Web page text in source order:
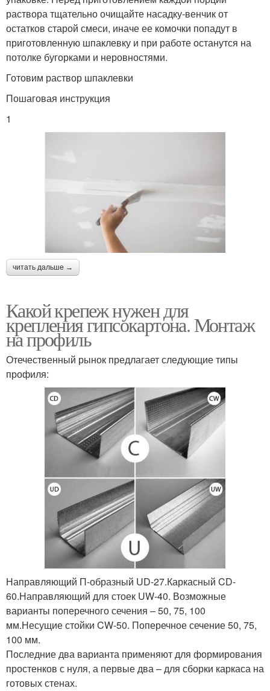
раствора тщательно очищайте насадку-венчик от
остатков старой смеси, иначе ее комочки попадут в
приготовленную шпаклевку и при работе останутся на
потолке бугорками и неровностями.
Готовим раствор шпаклевки
Пошаговая инструкция
1
читать дальше →
Какой крепеж нужен для
крепления гипсокартона. Монтаж
на профиль
Отечественный рынок предлагает следующие типы
профиля:
Направляющий П-образный UD-27.Каркасный CD-
60.Направляющий для стоек UW-40. Возможные
варианты поперечного сечения – 50, 75, 100
мм.Несущие стойки CW-50. Поперечное сечение 50, 75,
100 мм.
Последние два варианта применяют для формирования
простенков с нуля, а первые два – для сборки каркаса на
готовых стенах.